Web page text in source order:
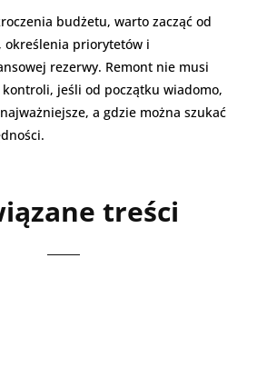
budżetu, warto zacząć od
określenia priorytetów i
rezerwy. Remont nie musi
jeśli od początku wiadomo,
a gdzie można szukać
treści